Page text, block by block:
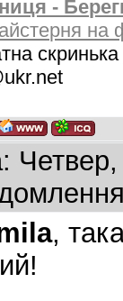
-
на
,